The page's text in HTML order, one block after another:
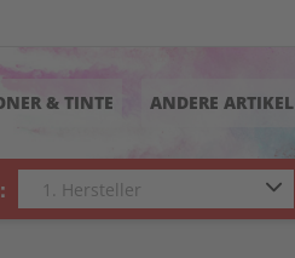
& TINTE ANDERE ARTIKEL